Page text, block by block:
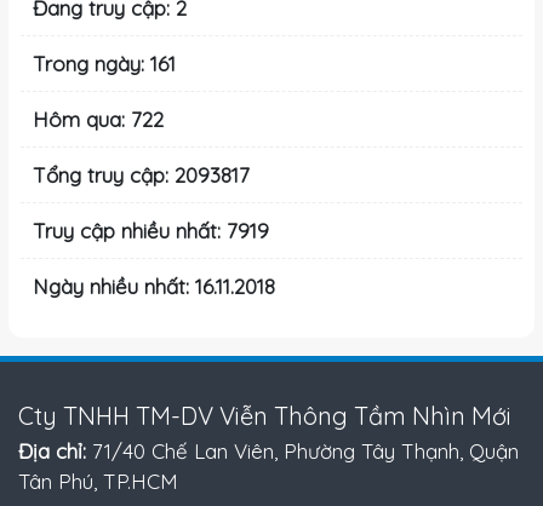
Đang truy cập: 2
Trong ngày: 161
Hôm qua: 722
Tổng truy cập: 2093817
Truy cập nhiều nhất: 7919
Ngày nhiều nhất: 16.11.2018
Cty TNHH TM-DV Viễn Thông Tầm Nhìn Mới
Địa chỉ: 71/40 Chế Lan Viên, Phường Tây Thạnh, Quận
Tân Phú, TP.HCM